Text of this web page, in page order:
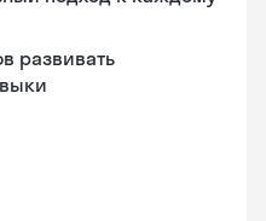
развивать